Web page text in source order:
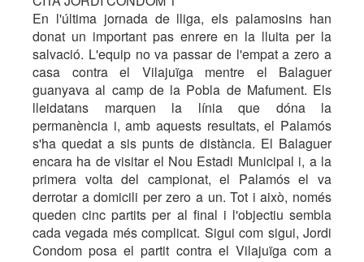
En l'última jornada de lliga, els palamosins han
donat un important pas enrere en la lluita per la
salvació. L'equip no va passar de l'empat a zero a
casa contra el Vilajuïga mentre el Balaguer
guanyava al camp de la Pobla de Mafument. Els
lleidatans marquen la línia que dóna la
permanència i, amb aquests resultats, el Palamós
s'ha quedat a sis punts de distància. El Balaguer
encara ha de visitar el Nou Estadi Municipal i, a la
primera volta del campionat, el Palamós el va
derrotar a domicili per zero a un. Tot i això, només
queden cinc partits per al final i l'objectiu sembla
cada vegada més complicat. Sigui com sigui, Jordi
Condom posa el partit contra el Vilajuïga com a